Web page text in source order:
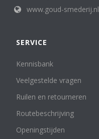
www.goud-smederij.nl
SERVICE
Kennisbank
Veelgestelde vragen
Ruilen en retourneren
Routebeschrijving
Openingstijden